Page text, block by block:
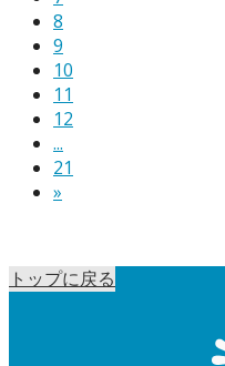
8
9
10
11
12
...
21
»
トップに戻る